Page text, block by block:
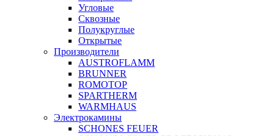
Угловые
Сквозные
Полукруглые
Открытые
Производители
AUSTROFLAMM
BRUNNER
ROMOTOP
SPARTHERM
WARMHAUS
Электрокамины
SCHONES FEUER